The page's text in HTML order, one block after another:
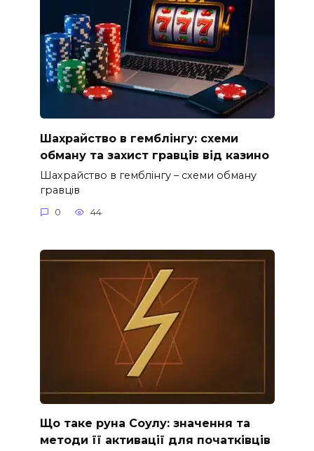
Шахрайство в гемблінгу: схеми
обману та захист гравців від казино
Шахрайство в гемблінгу – схеми обману
гравців
0 44
Що таке руна Соулу: значення та
методи її активації для початківців